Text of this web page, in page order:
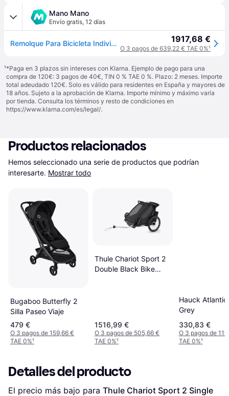
Mano Mano
Envío gratis, 12 días
Remolque Para Bicicleta Individual Thule Chariot Sport 2 - Oro Natural 1917,68 €
O 3 pagos de 639,22 € TAE 0%¹
¹*Paga en 3 plazos sin intereses con Klarna. Ejemplo de pago para una
compra de 120€: 3 pagos de 40€, TIN 0 % TAE 0 %. Plazo: 2 meses. Importe
total adeudado 120€. Solo es válido para residentes en España y mayores de
18 años. Sujeto a la aprobación de Klarna. Importe mínimo y máximo varía
por tienda. Consulta los términos y resto de condiciones en
https://www.klarna.com/es/legal/.
Productos relacionados
Hemos seleccionado una serie de productos que podrían
interesarte. Mostrar todo
Bugaboo Butterfly 2
Silla Paseo Viaje
479 €
O 3 pagos de 159,66 €
TAE 0%¹
Thule Chariot Sport 2
Double Black Bike
1516,99 €
O 3 pagos de 505,66 €
TAE 0%¹
Hauck Atlantic
Grey
330,83 €
O 3 pagos de
TAE 0%¹
Detalles del producto
El precio más bajo para Thule Chariot Sport 2 Single